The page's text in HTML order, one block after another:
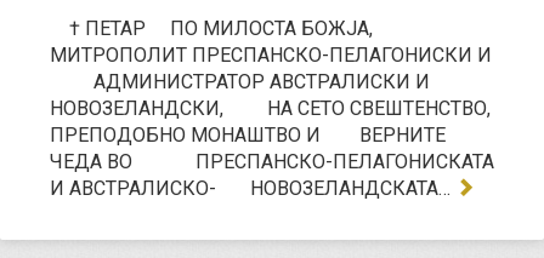
† ПЕТАР ПО МИЛОСТА БОЖЈА,
МИТРОПОЛИТ ПРЕСПАНСКО-ПЕЛАГОНИСКИ И
АДМИНИСТРАТОР АВСТРАЛИСКИ И
НОВОЗЕЛАНДСКИ, НА СЕТО СВЕШТЕНСТВО,
ПРЕПОДОБНО МОНАШТВО И ВЕРНИТЕ
ЧЕДА ВО ПРЕСПАНСКО-ПЕЛАГОНИСКАТА
И АВСТРАЛИСКО- НОВОЗЕЛАНДСКАТА…